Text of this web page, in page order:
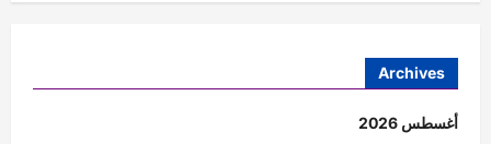
Archives
أغسطس 2026